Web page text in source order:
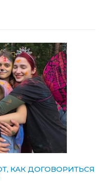
КАК ДОГОВОРИТЬСЯ